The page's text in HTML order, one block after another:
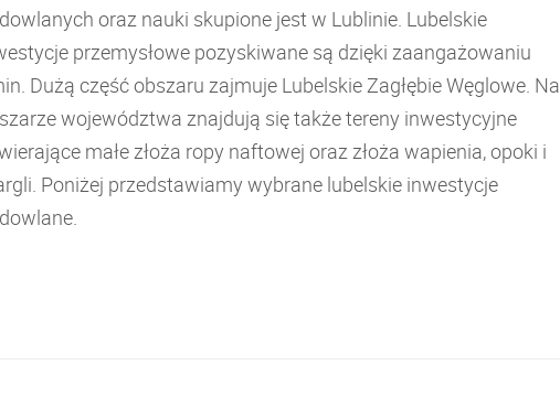
oraz nauki skupione jest w Lublinie. Lubelskie
przemysłowe pozyskiwane są dzięki zaangażowaniu
Dużą część obszaru zajmuje Lubelskie Zagłębie Węglowe. Na
województwa znajdują się także tereny inwestycyjne
małe złoża ropy naftowej oraz złoża wapienia, opoki i
Poniżej przedstawiamy wybrane lubelskie inwestycje